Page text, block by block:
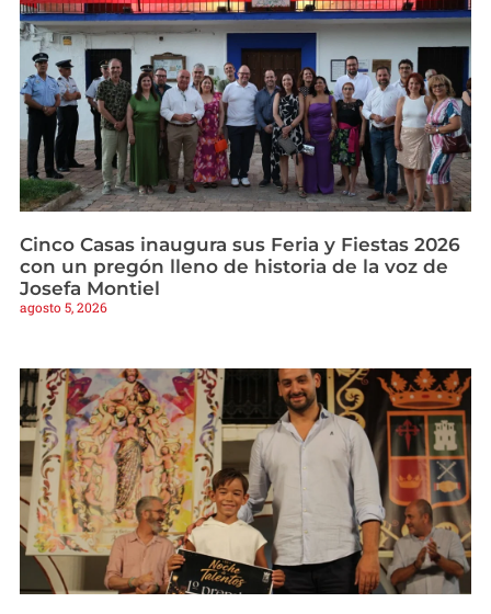
Cinco Casas inaugura sus Feria y Fiestas 2026
con un pregón lleno de historia de la voz de
Josefa Montiel
agosto 5, 2026